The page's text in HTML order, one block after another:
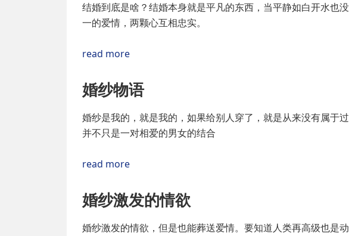
结婚到底是啥？结婚本身就是平凡的东西，当平静如白开水也
一的爱情，两颗心互相忠实。
read more
婚纱物语
婚纱是我的，就是我的，如果给别人穿了，就是从来没有属于
并不只是一对相爱的男女的结合
read more
婚纱激发的情欲
婚纱激发的情欲，但是也能葬送爱情。要知道人类再高级也是